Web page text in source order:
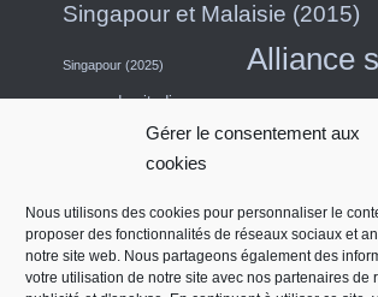
Gérer le consentement aux
cookies
Nous utilisons des cookies pour personnaliser le
proposer des fonctionnalités de réseaux sociaux et
notre site web. Nous partageons également des
votre utilisation de notre site avec nos partenaires de
Singapour et Malaisie (2015)
Singapour (2025) Alliance
escapade citadine
Asie du Sud-Est (2011)
Turquie
États-Unis (Midwest) et Canada (2018)
Émirats arabes unis
Salon